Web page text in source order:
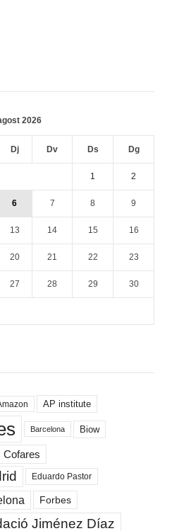
2026
Dj Dv Ds Dg
1 2
6 7 8 9
13 14 15 16
20 21 22 23
27 28 29 30
AP institute
Barcelona Biow
Cofares
Eduardo Pastor
Forbes
Jiménez Díaz